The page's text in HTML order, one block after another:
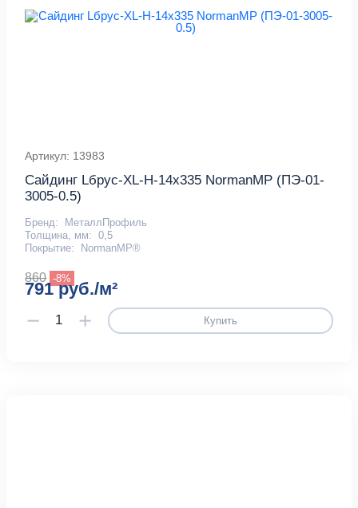
Артикул: 13983
Сайдинг Lбрус-XL-Н-14х335 NormanMP (ПЭ-01-
3005-0.5)
Бренд:
МеталлПрофиль
Толщина, мм: 0,5
Покрытие:
NormanMP®
860 -8%
791 руб./м²
Купить